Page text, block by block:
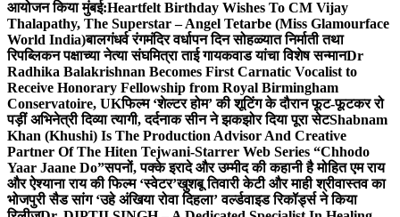
आयोजन किया मुंबई:Heartfelt Birthday Wishes To CM Vijay
Thalapathy, The Superstar – Angel Tetarbe (Miss Glamourface
World India)बालगंधर्व रंगमंदिर वर्धापन दिन सोहळ्यात निर्माती तथा
रिपब्लिकन पक्षाच्या नेत्या संघमित्रा ताई गायकवाड यांचा विशेष सन्मानDr
Radhika Balakrishnan Becomes First Carnatic Vocalist to
Receive Honorary Fellowship from Royal Birmingham
Conservatoire, UKफिल्म ‘शेल्टर होम’ की शूटिंग के दौरान फूट-फूटकर रो
पड़ीं अभिनेत्री दिव्या त्यागी, दर्दनाक सीन ने झकझोर दिया पूरा सेटShabnam
Khan (Khushi) Is The Production Advisor And Creative
Partner Of The Hiten Tejwani-Starrer Web Series “Chhodo
Yaar Jaane Do”सपनों, पक्के इरादे और उम्मीद की कहानी है मोहित एम राय
और ऐश्याना राय की फिल्म ‘स्वेटर’खुशबू तिवारी केटी और माही श्रीवास्तव का
भोजपुरी सैड सांग ‘उहे अंखिया रोवा दिहला’ वर्ल्डवाइड रिकॉर्ड्स ने किया